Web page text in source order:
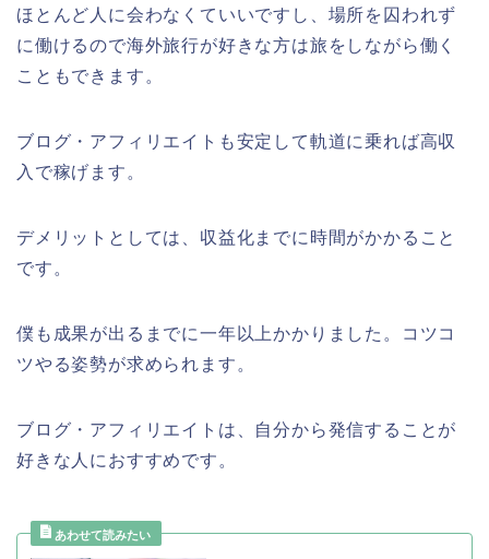
ほとんど人に会わなくていいですし、場所を囚われず
に働けるので海外旅行が好きな方は旅をしながら働く
こともできます。
ブログ・アフィリエイトも安定して軌道に乗れば高収
入で稼げます。
デメリットとしては、収益化までに時間がかかること
です。
僕も成果が出るまでに一年以上かかりました。コツコ
ツやる姿勢が求められます。
ブログ・アフィリエイトは、自分から発信することが
好きな人におすすめです。